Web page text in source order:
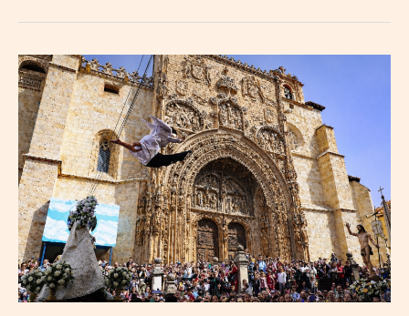
Aranda
de
Duero
consolida
su
Semana
Santa
como
referente
nacional
de
tradición
y
emoción